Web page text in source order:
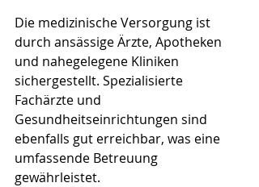
Die medizinische Versorgung ist
durch ansässige Ärzte, Apotheken
und nahegelegene Kliniken
sichergestellt. Spezialisierte
Fachärzte und
Gesundheitseinrichtungen sind
ebenfalls gut erreichbar, was eine
umfassende Betreuung
gewährleistet.